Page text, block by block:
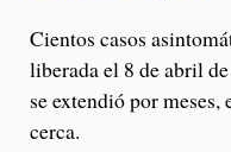
Cientos casos
liberada el 8 de abril
se extendió por meses,
cerca.